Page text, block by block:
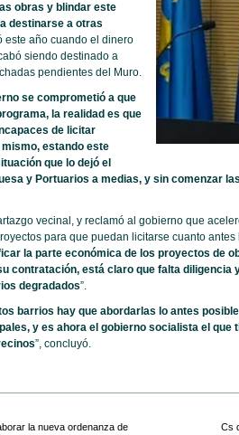
obras y blindar este
destinarse a otras
este año cuando el dinero
siendo destinado a
pendientes del Muro.
se comprometió a que
la realidad es que
de licitar
estando este
que lo dejó el
y Portuarios a medias, y sin comenzar
vecinal, y reclamó al gobierno que
para que puedan licitarse cuanto antes
la parte económica de los proyectos de
contratación, está claro que falta diligencia
degradados”.
barrios hay que abordarlas lo antes
y es ahora el gobierno socialista el que
”, concluyó.
la nueva ordenanza de Cs